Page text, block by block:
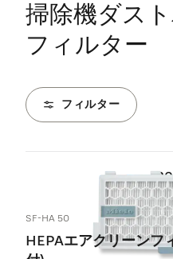
掃除機ダス
フィルター
フィルター
20
SF-HA 50
HEPAエアクリーンフ